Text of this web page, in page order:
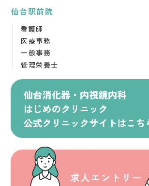
仙台駅前院
看護師
医療事務
一般事務
管理栄養士